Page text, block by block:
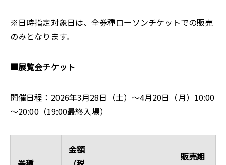
※日時指定対象日は、全券種ローソンチケットでの販売
のみとなります。
■展覧会チケット
開催日程：2026年3月28日（土）～4月20日（月）10:00
～20:00（19:00最終入場）
金額
販売期